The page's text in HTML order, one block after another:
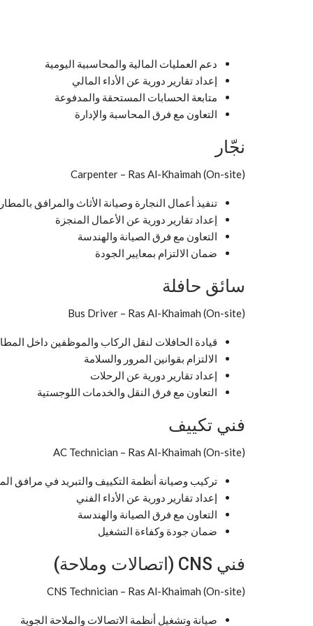
دعم العمليات المالية والمحاسبية اليومية
إعداد تقارير دورية عن الأداء المالي
متابعة الحسابات المستحقة والمدفوعة
التعاون مع فرق المحاسبة والإدارة
نجّار
Carpenter – Ras Al-Khaimah (On-site)
تنفيذ أعمال النجارة وصيانة الأثاث والمرافق بالمطار
إعداد تقارير دورية عن الأعمال المنجزة
التعاون مع فرق الصيانة والهندسة
ضمان الالتزام بمعايير الجودة
سائق حافلة
Bus Driver – Ras Al-Khaimah (On-site)
قيادة الحافلات لنقل الركاب والموظفين داخل
الالتزام بقوانين المرور والسلامة
إعداد تقارير دورية عن الرحلات
التعاون مع فرق النقل والخدمات اللوجستية
فني تكييف
AC Technician – Ras Al-Khaimah (On-site)
تركيب وصيانة أنظمة التكييف والتبريد في مرافق
إعداد تقارير دورية عن الأداء الفني
التعاون مع فرق الصيانة والهندسة
ضمان جودة وكفاءة التشغيل
فني CNS (اتصالات وملاحة)
CNS Technician – Ras Al-Khaimah (On-site)
صيانة وتشغيل أنظمة الاتصالات والملاحة الجوية